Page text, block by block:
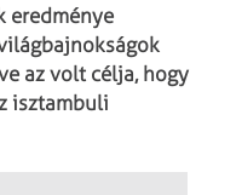
eredménye
az volt célja, hogy
isztambuli